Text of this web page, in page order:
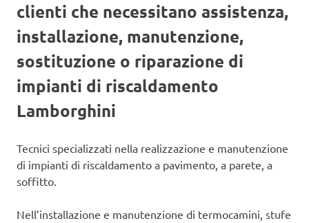
clienti che necessitano assistenza,
installazione, manutenzione,
sostituzione o riparazione di
impianti di riscaldamento
Lamborghini
Tecnici specializzati nella realizzazione e manutenzione
di impianti di riscaldamento a pavimento, a parete, a
soffitto.
Nell’installazione e manutenzione di termocamini, stufe